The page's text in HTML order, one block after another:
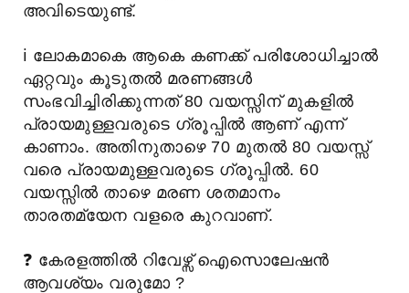
അവിടെയുണ്ട്.
ℹ️ ലോകമാകെ ആകെ കണക്ക് പരിശോധിച്ചാൽ
ഏറ്റവും കൂടുതൽ മരണങ്ങൾ
സംഭവിച്ചിരിക്കുന്നത് 80 വയസ്സിന് മുകളിൽ
പ്രായമുള്ളവരുടെ ഗ്രൂപ്പിൽ ആണ് എന്ന്
കാണാം. അതിനുതാഴെ 70 മുതൽ 80 വയസ്സ്
വരെ പ്രായമുള്ളവരുടെ ഗ്രൂപ്പിൽ. 60
വയസ്സിൽ താഴെ മരണ ശതമാനം
താരതമ്യേന വളരെ കുറവാണ്.
❓ കേരളത്തിൽ റിവേഴ്സ് ഐസൊലേഷൻ
ആവശ്യം വരുമോ ?